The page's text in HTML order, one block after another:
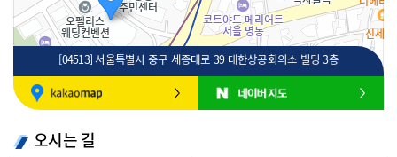
100m
[04513] 서울특별시 중구 세종대로 39 대한상공회의소 빌딩 3층
오시는 길